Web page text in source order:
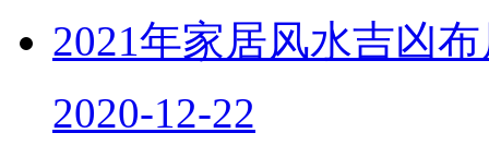
2021年家居风水吉凶
2020-12-22